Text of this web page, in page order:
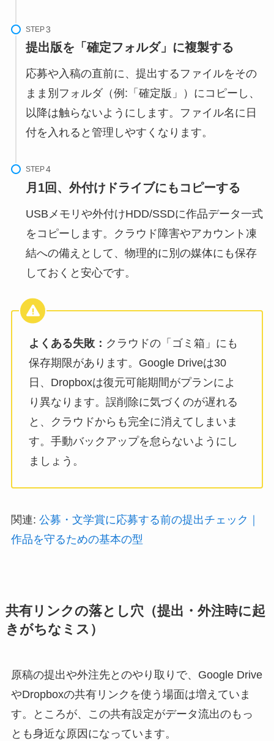
STEP
提出版を「確定フォルダ」に複製する
応募や入稿の直前に、提出するファイルをその
まま別フォルダ（例:「確定版」）にコピーし、
以降は触らないようにします。ファイル名に日
付を入れると管理しやすくなります。
STEP
月1回、外付けドライブにもコピーする
USBメモリや外付けHDD/SSDに作品データ一式
をコピーします。クラウド障害やアカウント凍
結への備えとして、物理的に別の媒体にも保存
しておくと安心です。
よくある失敗： クラウドの「ゴミ箱」にも
保存期限があります。Google Driveは30
日、Dropboxは復元可能期間がプランによ
り異なります。誤削除に気づくのが遅れる
と、クラウドからも完全に消えてしまいま
す。手動バックアップを怠らないようにし
ましょう。
関連: 公募・文学賞に応募する前の提出チェック｜
作品を守るための基本の型
共有リンクの落とし穴（提出・外注時に起
きがちなミス）
原稿の提出や外注先とのやり取りで、Google Drive
やDropboxの共有リンクを使う場面は増えていま
す。ところが、この共有設定がデータ流出のもっ
とも身近な原因になっています。